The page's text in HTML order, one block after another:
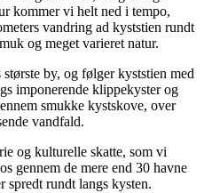
kommer vi helt ned i tempo,
vandring ad kyststien rundt
og meget varieret natur.
by, og følger kyststien med
imponerende klippekyster og
smukke kystskove, over
vandfald.
og kulturelle skatte, som vi
gennem de mere end 30 havne
spredt rundt langs kysten.